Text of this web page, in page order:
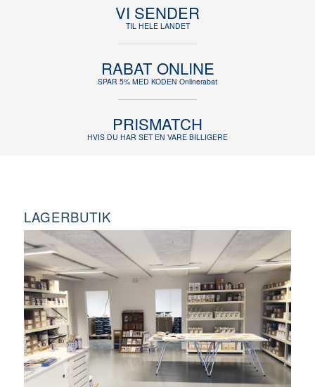
VI SENDER
TIL HELE LANDET
RABAT ONLINE
SPAR 5% MED KODEN Onlinerabat
PRISMATCH
HVIS DU HAR SET EN VARE BILLIGERE
LAGERBUTIK